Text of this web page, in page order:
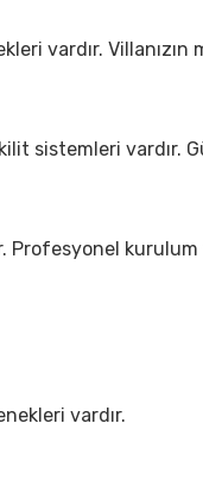
vardır.
sistemleri vardır.
Profesyonel
vardır.